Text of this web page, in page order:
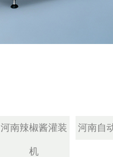
河南辣椒酱灌装
机
河南自